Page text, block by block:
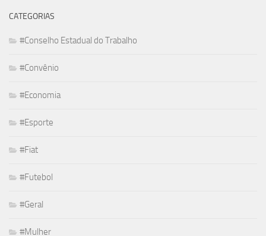
CATEGORIAS
#Conselho Estadual do Trabalho
#Convênio
#Economia
#Esporte
#Fiat
#Futebol
#Geral
#Mulher